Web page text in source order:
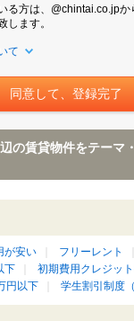
る方は、@chintai.co.jpか
します。
て
の賃貸物件をテーマ
が安い フリーレント
下
初期費用クレジッ
円以下 学生割引制度